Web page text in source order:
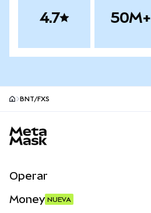
4.7 50M+
BNT/FXS
Operar
Money NUEVA